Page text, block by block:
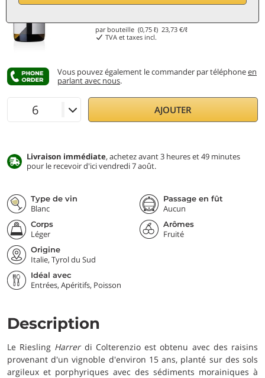
17,80€
par bouteille (0,75 ℓ)23,73 €/ℓ
TVA et taxes incl.
Vous pouvez également le commander par téléphoneen
parlant avec nous.
AJOUTER
Livraison immédiate, achetez avant 3 heures et 49 minutes
pour le recevoir d'ici vendredi 7 août.
Type de vin
Blanc
Passage en fût
Aucun
Corps
Léger
Arômes
Fruité
Origine
Italie, Tyrol du Sud
Idéal avec
Entrées, Apéritifs, Poisson
Description
Le Riesling Harrerdi Colterenzio est obtenu avec des raisins
provenant d'un vignoble d'environ 15 ans, planté sur des sols
argileux et porphyriques avec des sédiments morainiques à